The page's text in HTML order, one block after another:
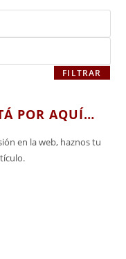
FILTRAR
POR AQUÍ…
en la web, haznos tu